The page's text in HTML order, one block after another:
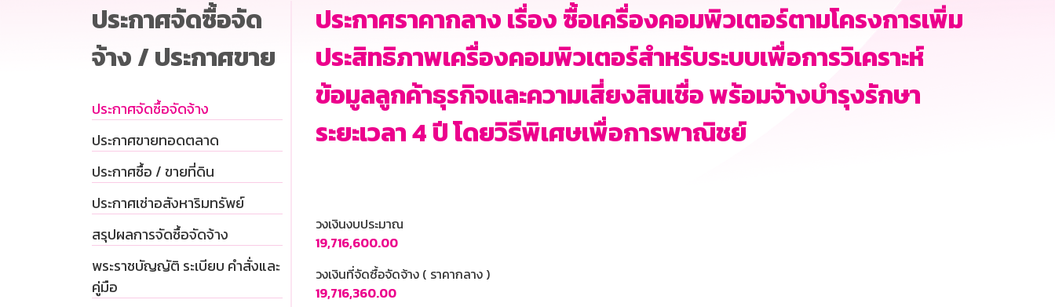
ประกาศจัดซื้อจัด
จ้าง / ประกาศขาย
ประกาศจัดซื้อจัดจ้าง
ประกาศขายทอดตลาด
ประกาศซื้อ / ขายที่ดิน
ประกาศเช่าอสังหาริมทรัพย์
สรุปผลการจัดซื้อจัดจ้าง
พระราชบัญญัติ ระเบียบ คำสั่งและ
คู่มือ
ประกาศราคากลาง เรื่อง ซื้อเครื่องคอมพิวเตอร์ตามโครงการเพิ่ม
ประสิทธิภาพเครื่องคอมพิวเตอร์สำหรับระบบเพื่อการวิเคราะห์
ข้อมูลลูกค้าธุรกิจและความเสี่ยงสินเชื่อ พร้อมจ้างบำรุงรักษา
ระยะเวลา 4 ปี โดยวิธีพิเศษเพื่อการพาณิชย์
วงเงินงบประมาณ
19,716,600.00
วงเงินที่จัดซื้อจัดจ้าง ( ราคากลาง )
19,716,360.00